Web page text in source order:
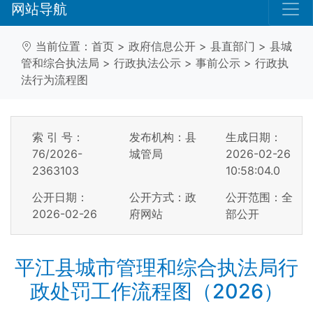
网站导航
当前位置： 首页 > 政府信息公开 > 县直部门 > 县城
管和综合执法局 > 行政执法公示 > 事前公示 > 行政执
法行为流程图
索 引 号：
76/2026-
2363103
发布机构：县
城管局
生成日期：
2026-02-26
10:58:04.0
公开日期：
2026-02-26
公开方式：政
府网站
公开范围：全
部公开
平江县城市管理和综合执法局行
政处罚工作流程图（2026）